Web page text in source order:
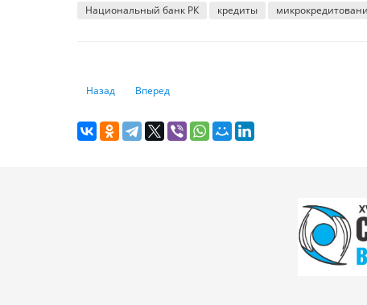
Национальный банк РК кредиты
Предыдущий: Когда стоит открывать депозит в Казахстане?
Назад Следующий: За какими денежными переводами
Вперед